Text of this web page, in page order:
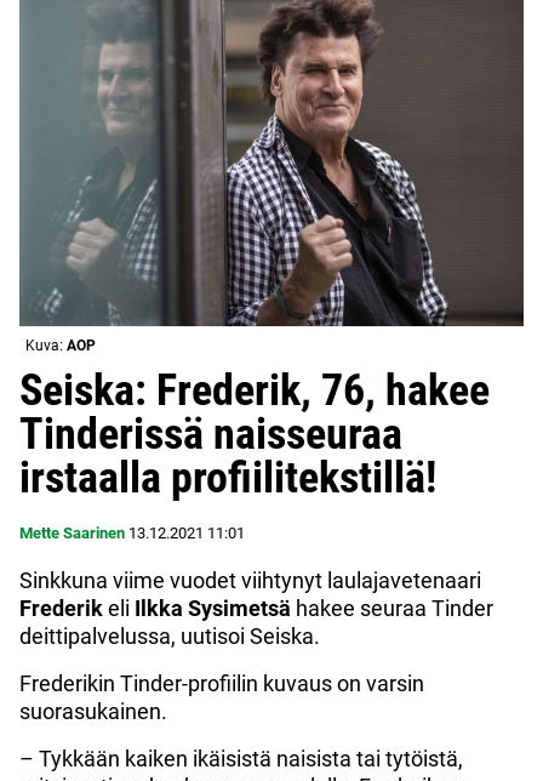
Kuva: AOP
Seiska: Frederik, 76, hakee
Tinderissä naisseuraa
irstaalla profiilitekstillä!
Mette Saarinen 13.12.2021 11:01
Sinkkuna viime vuodet viihtynyt laulajavetenaari
Frederikeli Ilkka Sysimetsä hakee seuraa Tinder
deittipalvelussa, uutisoi Seiska.
Frederikin Tinder-profiilin kuvaus on varsin
suorasukainen.
– Tykkään kaiken ikäisistä naisista tai tytöistä,